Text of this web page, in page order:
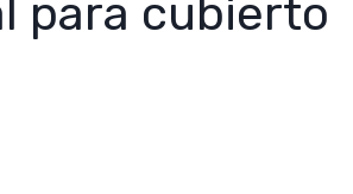
para cubierto